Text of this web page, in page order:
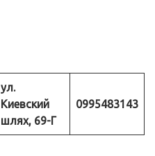
ул.
Киевский
шлях, 69-Г
0995483143